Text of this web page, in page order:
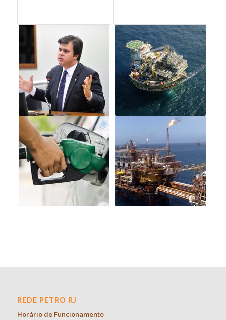
REDE PETRO RJ
Horário de Funcionamento